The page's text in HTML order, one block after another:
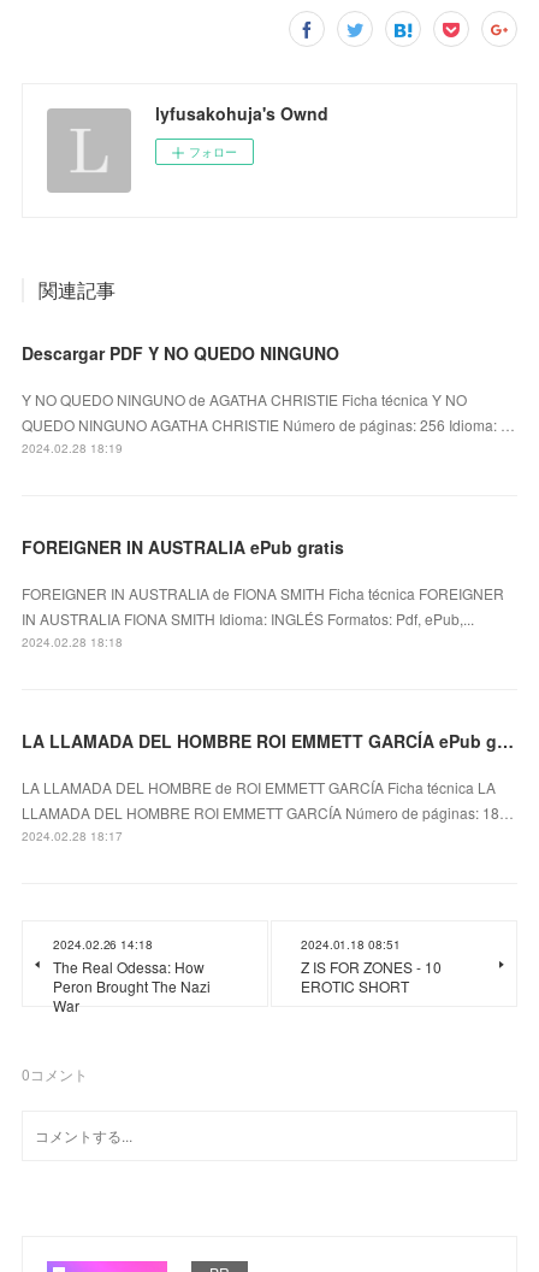
lyfusakohuja's Ownd
フォロー
関連記事
Descargar PDF Y NO QUEDO NINGUNO
Y NO QUEDO NINGUNO de AGATHA CHRISTIE Ficha técnica Y NO
QUEDO NINGUNO AGATHA CHRISTIE Número de páginas: 256 Idioma: …
2024.02.28 18:19
FOREIGNER IN AUSTRALIA ePub gratis
FOREIGNER IN AUSTRALIA de FIONA SMITH Ficha técnica FOREIGNER
IN AUSTRALIA FIONA SMITH Idioma: INGLÉS Formatos: Pdf, ePub,...
2024.02.28 18:18
LA LLAMADA DEL HOMBRE ROI EMMETT GARCÍA ePub gratis
LA LLAMADA DEL HOMBRE de ROI EMMETT GARCÍA Ficha técnica LA
LLAMADA DEL HOMBRE ROI EMMETT GARCÍA Número de páginas: 18…
2024.02.28 18:17
2024.02.26 14:18
The Real Odessa: How
Peron Brought The Nazi
War
2024.01.18 08:51
Z IS FOR ZONES - 10
EROTIC SHORT
0コメント